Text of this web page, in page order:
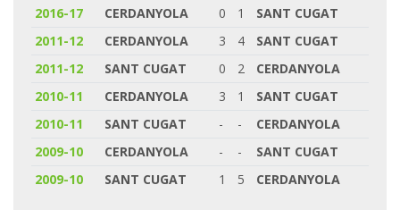
2016-17
CERDANYOLA 0 1
SANT CUGAT
2011-12
CERDANYOLA 3 4
SANT CUGAT
2011-12
SANT CUGAT 0 2
CERDANYOLA
2010-11
CERDANYOLA 3 1
SANT CUGAT
2010-11
SANT CUGAT - -
CERDANYOLA
2009-10
CERDANYOLA - -
SANT CUGAT
2009-10
SANT CUGAT 1 5 CERDANYOLA